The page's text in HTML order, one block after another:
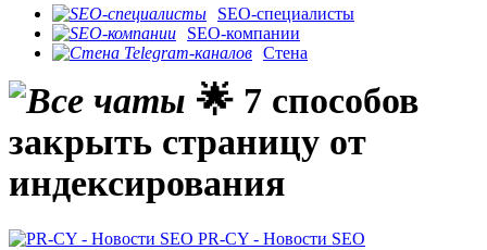
SEO-специалисты
SEO-компании
Стена
🌟 7 способов
закрыть страницу от
индексирования
PR-CY - Новости SEO